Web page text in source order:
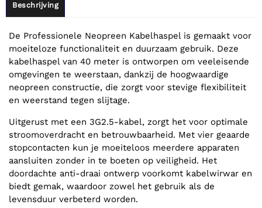
Beschrijving
De Professionele Neopreen Kabelhaspel is gemaakt voor
moeiteloze functionaliteit en duurzaam gebruik. Deze
kabelhaspel van 40 meter is ontworpen om veeleisende
omgevingen te weerstaan, dankzij de hoogwaardige
neopreen constructie, die zorgt voor stevige flexibiliteit
en weerstand tegen slijtage.
Uitgerust met een 3G2.5-kabel, zorgt het voor optimale
stroomoverdracht en betrouwbaarheid. Met vier geaarde
stopcontacten kun je moeiteloos meerdere apparaten
aansluiten zonder in te boeten op veiligheid. Het
doordachte anti-draai ontwerp voorkomt kabelwirwar en
biedt gemak, waardoor zowel het gebruik als de
levensduur verbeterd worden.